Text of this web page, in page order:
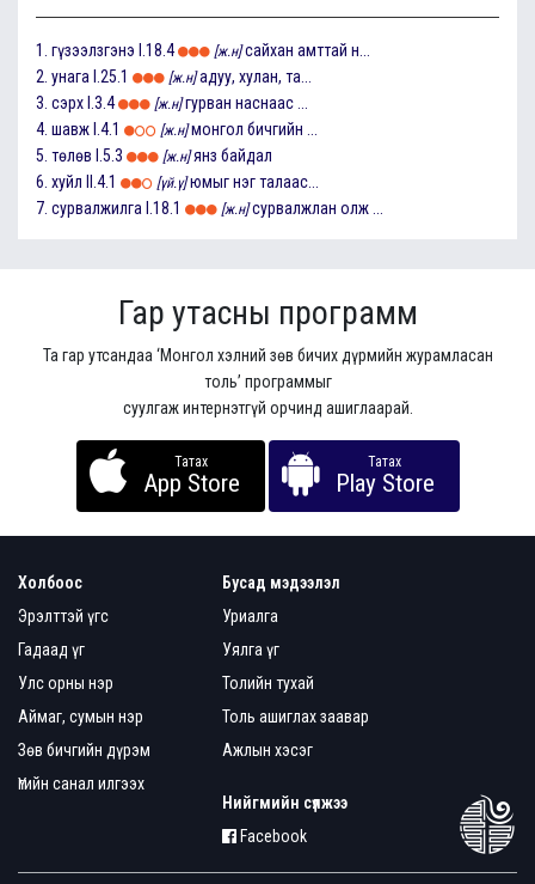
1. гүзээлзгэнэ I.18.4 [ж.н] сайхан амттай н...
2. унага I.25.1 [ж.н] адуу, хулан, та...
3. сэрх I.3.4 [ж.н] гурван наснаас ...
4. шавж I.4.1 [ж.н] монгол бичгийн ...
5. төлөв I.5.3 [ж.н] янз байдал
6. хуйл II.4.1 [үй.ү] юмыг нэг талаас...
7. сурвалжилга I.18.1 [ж.н] сурвалжлан олж ...
Гар утасны программ
Та гар утсандаа ‘Монгол хэлний зөв бичих дүрмийн журамласан
толь’ программыг
суулгаж интернэтгүй орчинд ашиглаарай.
Татах
App Store
Татах
Play Store
Холбоос
Эрэлттэй үгс
Гадаад үг
Улс орны нэр
Аймаг, сумын нэр
Зөв бичгийн дүрэм
Үгийн санал илгээх
Бусад мэдээлэл
Уриалга
Уялга үг
Толийн тухай
Толь ашиглах заавар
Ажлын хэсэг
Нийгмийн сүлжээ
Facebook